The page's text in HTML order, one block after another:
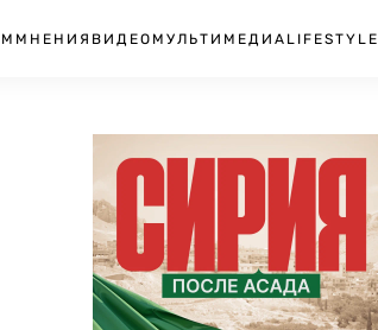
МНЕНИЯ ВИДЕО МУЛЬТИМЕДИА LIFESTYLE